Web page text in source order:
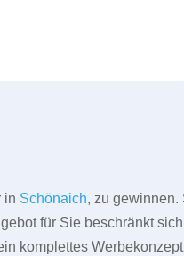
in Schönaich, zu gewinnen.
für Sie beschränkt
komplettes